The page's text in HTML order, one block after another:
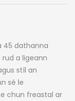
45 dathanna
a ligeann
stíl an
sé le
chun freastal ar